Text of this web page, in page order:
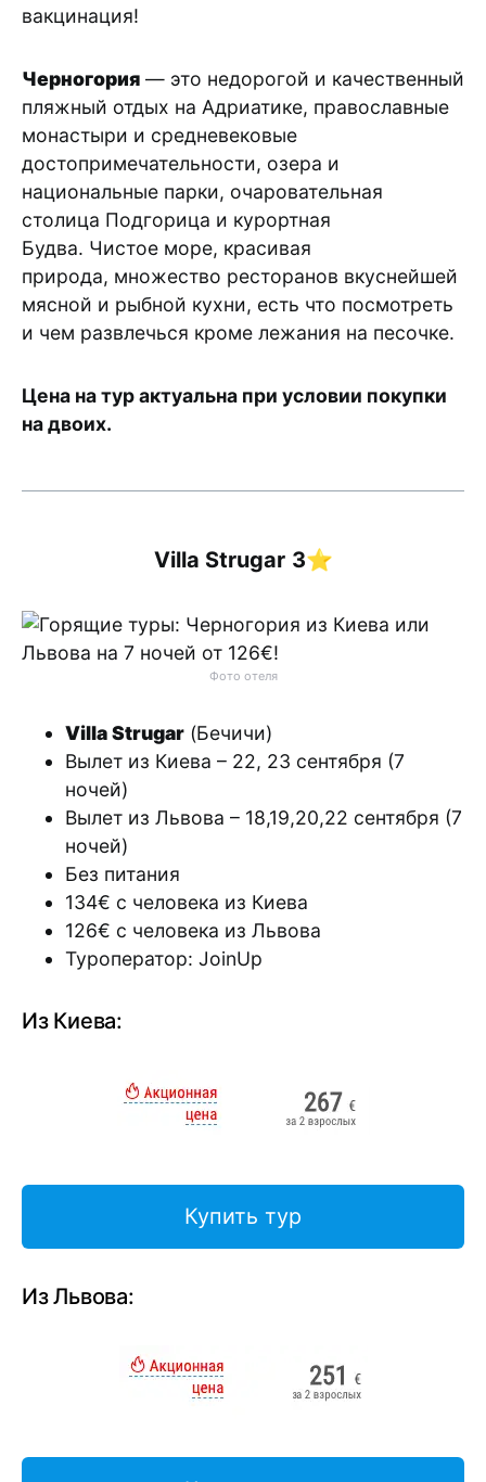
вакцинация!
Черногория — это недорогой и качественный
пляжный отдых на Адриатике, православные
монастыри и средневековые
достопримечательности, озера и
национальные парки, очаровательная
столица Подгорица и курортная
Будва. Чистое море, красивая
природа, множество ресторанов вкуснейшей
мясной и рыбной кухни, есть что посмотреть
и чем развлечься кроме лежания на песочке.
Цена на тур актуальна при условии покупки
на двоих.
Villa Strugar 3⭐️
Фото отеля
Villa Strugar (Бечичи)
Вылет из Киева – 22, 23 сентября (7
ночей)
Вылет из Львова – 18,19,20,22 сентября (7
ночей)
Без питания
134€ с человека из Киева
126€ с человека из Львова
Туроператор: JoinUp
Из Киева:
Купить тур
Из Львова: